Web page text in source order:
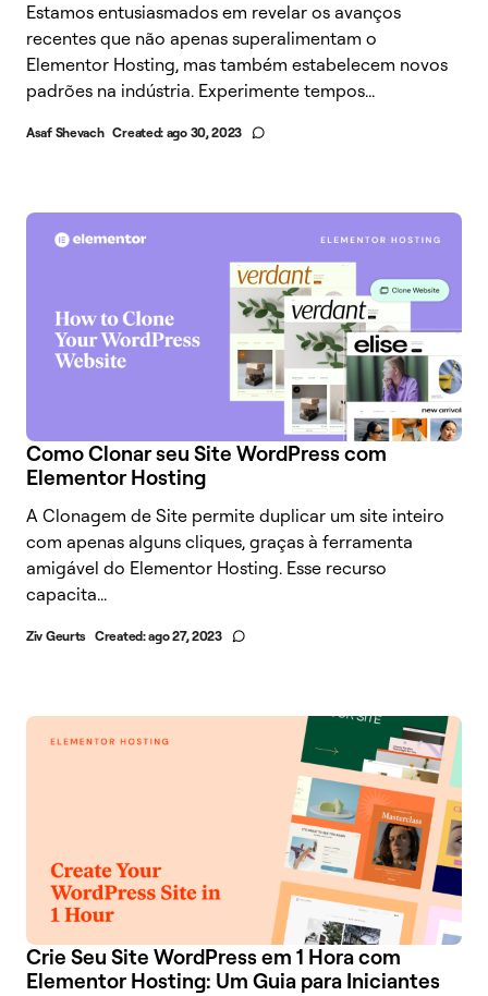
Estamos entusiasmados em revelar os avanços
recentes que não apenas superalimentam o
Elementor Hosting, mas também estabelecem novos
padrões na indústria. Experimente tempos...
Asaf Shevach Created: ago 30, 2023
Como Clonar seu Site WordPress com
Elementor Hosting
A Clonagem de Site permite duplicar um site inteiro
com apenas alguns cliques, graças à ferramenta
amigável do Elementor Hosting. Esse recurso
capacita...
Ziv Geurts Created:ago 27, 2023
Crie Seu Site WordPress em 1 Hora com
Elementor Hosting: Um Guia para Iniciantes